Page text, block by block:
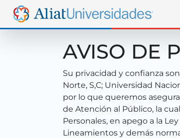
AVISO DE
Su privacidad y confianza
Norte, S,C; Universidad
por lo que queremos
de Atención al Público, la
Personales, en apego a la
Lineamientos y demás